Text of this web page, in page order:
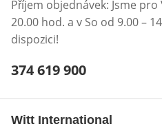
Příjem objednávek: Jsme pro
20.00 hod. a v So od 9.00 –
dispozici!
Telefonní číslo:
374 619 900
Witt International